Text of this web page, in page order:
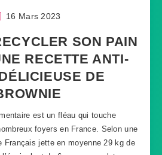
16 Mars 2023
SON PAIN
RECETTE ANTI-
DE
est un fléau qui touche
foyers en France. Selon une
Français jette en moyenne 29 kg de